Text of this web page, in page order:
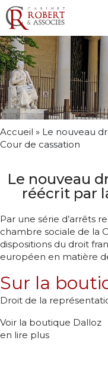
Accueil » Le nouveau
Cour de cassation
Le nouveau
réécrit par
Par une série d’arrêts
chambre sociale de la
dispositions du droit
européen en matière
Sur la
Droit de la
Voir la boutique Dalloz
en lire plus